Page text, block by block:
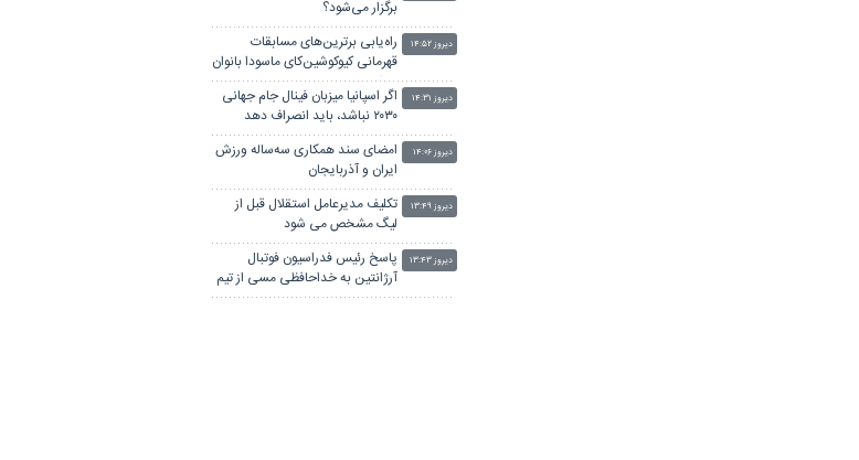
برگزار می‌شود؟
راه‌یابی برترین‌های مسابقات
قهرمانی کیوکوشین‌کای ماسودا بانوان
به اردوی تیم ملی
دیروز ۱۴:۵۲
اگر اسپانیا میزبان فینال جام جهانی
۲۰۳۰ نباشد، باید انصراف دهد
دیروز ۱۴:۳۱
امضای سند همکاری سه‌ساله ورزش
ایران و آذربایجان
دیروز ۱۴:۰۶
تکلیف مدیرعامل استقلال قبل از
لیگ مشخص می شود
دیروز ۱۳:۴۹
پاسخ رئیس فدراسیون فوتبال
آرژانتین به خداحافظی مسی از تیم
ملی
دیروز ۱۳:۴۳